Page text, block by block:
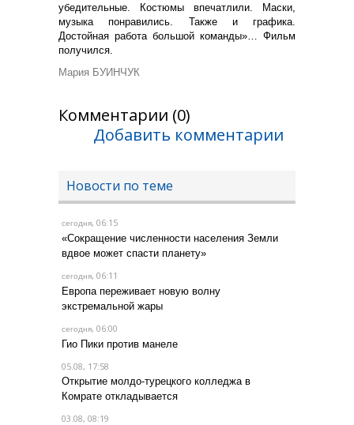
убедительные. Костюмы впечатлили. Маски,
музыка понравились. Также и графика.
Достойная работа большой команды»… Фильм
получился.
Мария БУИНЧУК
Комментарии (0)
Добавить комментарии
Новости по теме
сегодня, 06:15
«Сокращение численности населения Земли
вдвое может спасти планету»
сегодня, 06:11
Европа переживает новую волну
экстремальной жары
сегодня, 06:00
Гио Пики против манеле
05.08, 17:58
Открытие молдо-турецкого колледжа в
Комрате откладывается
03.08, 08:19